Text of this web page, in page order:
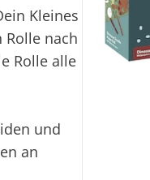
Kleines
nach
Rolle alle
und
an